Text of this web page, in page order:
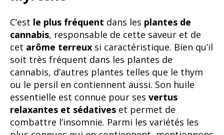
C’est le plus fréquent dans les plantes de
cannabis, responsable de cette saveur et de
cet arôme terreux si caractéristique. Bien qu’il
soit très fréquent dans les plantes de
cannabis, d’autres plantes telles que le thym
ou le persil en contiennent aussi. Son huile
essentielle est connue pour ses vertus
relaxantes et sédatives et permet de
combattre l’insomnie. Parmi les variétés les